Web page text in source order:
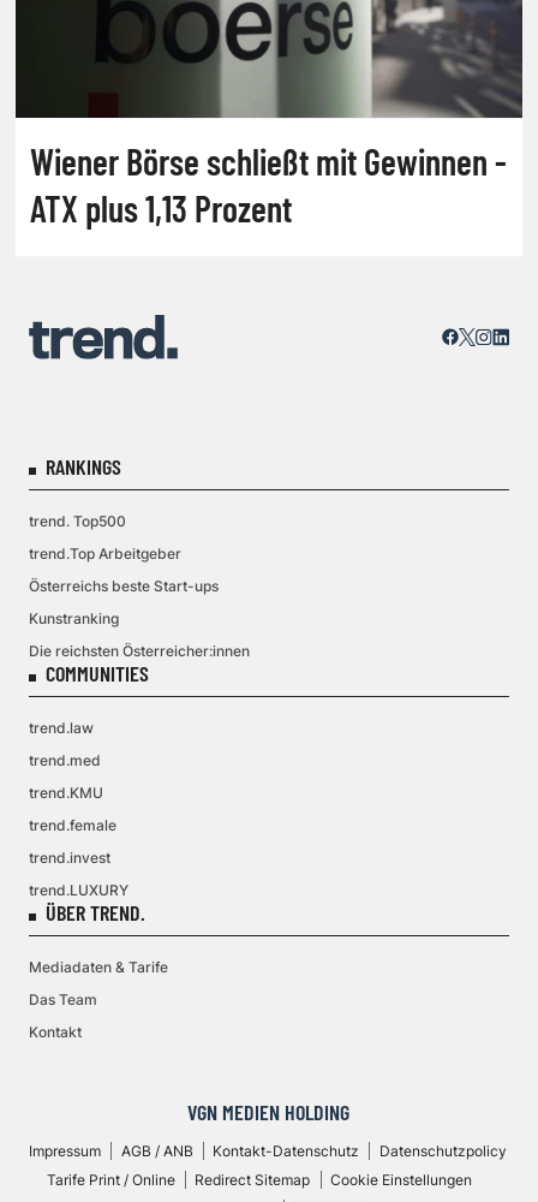
Wiener Börse schließt mit Gewinnen -
ATX plus 1,13 Prozent
RANKINGS
trend. Top500
trend.Top Arbeitgeber
Österreichs beste Start-ups
Kunstranking
Die reichsten Österreicher:innen
COMMUNITIES
trend.law
trend.med
trend.KMU
trend.female
trend.invest
trend.LUXURY
ÜBER TREND.
Mediadaten & Tarife
Das Team
Kontakt
VGN MEDIEN HOLDING
Impressum AGB / ANB Kontakt-Datenschutz
Datenschutzpolicy
Tarife Print / Online
Redirect Sitemap
Cookie Einstellungen